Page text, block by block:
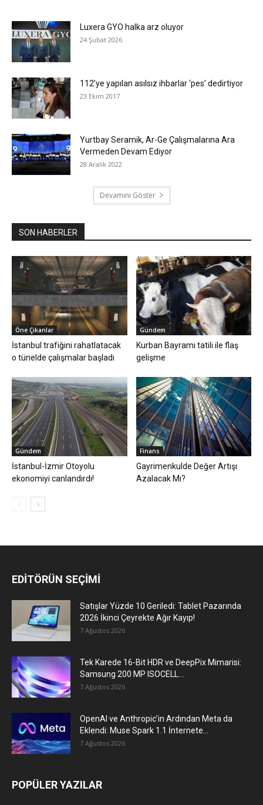
Luxera GYO halka arz oluyor
24 Şubat 2026
112’ye yapılan asılsız ihbarlar ‘pes’ dedirtiyor
23 Ekim 2017
Yurtbay Seramik, Ar-Ge Çalışmalarına Ara
Vermeden Devam Ediyor
28 Aralık 2022
Devamını Göster
SON HABERLER
Öne Çıkanlar
İstanbul trafiğini rahatlatacak
o tünelde çalışmalar başladı
Gündem
Kurban Bayramı tatili ile flaş
gelişme
Gündem
İstanbul-İzmir Otoyolu
ekonomiyi canlandırdı!
Finans
Gayrimenkulde Değer Artışı
Azalacak Mı?
EDİTÖRÜN SEÇİMİ
Satışlar Yüzde 10 Geriledi: Tablet Pazarında
2026 İkinci Çeyrekte Ağır Kayıp!
7 Ağustos 2026
Tek Karede 16-Bit HDR ve DeepPix Mimarisi:
Samsung 200 MP ISOCELL...
7 Ağustos 2026
OpenAI ve Anthropic’in Ardından Meta da
Eklendi: Muse Spark 1.1 İnternete...
7 Ağustos 2026
POPÜLER YAZILAR